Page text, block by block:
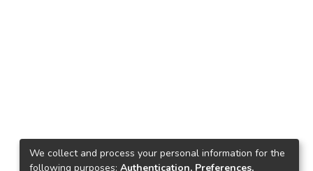
We collect and process your personal information for the
following purposes: Authentication, Preferences,